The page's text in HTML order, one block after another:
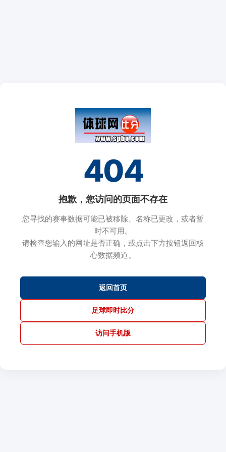
404
抱歉，您访问的页面不存在
您寻找的赛事数据可能已被移除、名称已更改，或者暂
时不可用。
请检查您输入的网址是否正确，或点击下方按钮返回核
心数据频道。
返回首页
足球即时比分
访问手机版